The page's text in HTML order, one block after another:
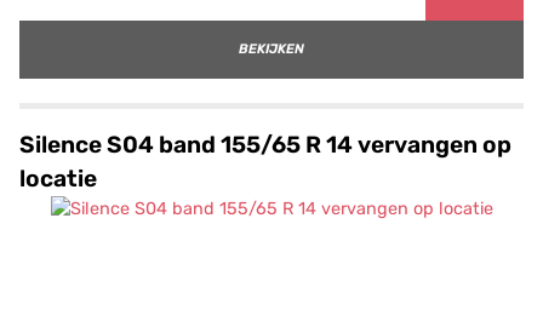
BEKIJKEN
Silence S04 band 155/65 R 14 vervangen op
locatie